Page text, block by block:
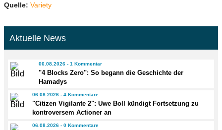
Quelle: Variety
Aktuelle News
06.08.2026 - 1 Kommentar
"4 Blocks Zero": So begann die Geschichte der
Hamadys
06.08.2026 - 4 Kommentare
"Citizen Vigilante 2": Uwe Boll kündigt Fortsetzung zu
kontroversem Actioner an
06.08.2026 - 0 Kommentare